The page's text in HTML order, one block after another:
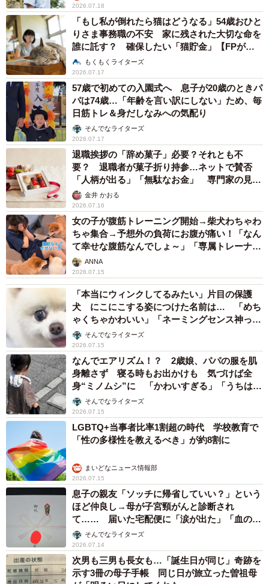
2026.07.18
「もし私が倒れたら猫はどうなる」54歳おひと
りさま事務職の不安 家に残された大切な命を
誰に託す？ 確保したい「猫貯金」【FPが解
説】もくもくライターズ
2026.07.17
57歳で初めての入園式へ 息子が20歳のときパ
パは74歳…「年齢を言い訳にしない」ため、毎
日筋トレ＆身だしなみへの気配り
そんでなライターズ
2026.07.17
退職挨拶の「辞め菓子」必要？それとも不
要？ 退職者が菓子折り持参…ネットで賛否
「人柄が出る」「無駄なお金」 専門家の見解
は 金井 かおる
2026.07.16
女の子が腹筋トレーニング開始→柴犬わちゃわ
ちゃ集合→予想外の負荷にお腹が痛い！「なん
て幸せな腹筋なんでしょ～」「専属トレーナー
付けて羨ましい」
ANNA
2026.07.15
「本当にウィンクしてるみたい」片目の保護
犬 にこにこする姿につけた名前は… 「めち
ゃくちゃかわいい」「ネーミングセンス神って
るやんけ」
そんでなライターズ
2026.07.15
なんでエアリズム！？ 2歳娘、パパの服を肌
身離さず 寝る時もお出かけも 気づけば全
身“ミノムシ”に 「かわいすぎる」「うちはヒ
ートテック派」
そんでなライターズ
2026.07.15
LGBTQ+当事者比率1割超の時代 学校教育で
「性の多様性を教えるべき」が約8割に
まいどなニュース情報部
2026.07.15
息子の親友「ソッチに帰省していい？」という
ほど仲良し→母が子宮頸がんと診断され
て…… 届いた宅配便に「涙が出た」「血のつ
ながりを超えた家族の絆」
そんでなライターズ
2026.07.14
次男も三男も長女も…「誕生日が同じ」奇跡を
示す3冊の母子手帳 同じ日が旅立った曽祖母